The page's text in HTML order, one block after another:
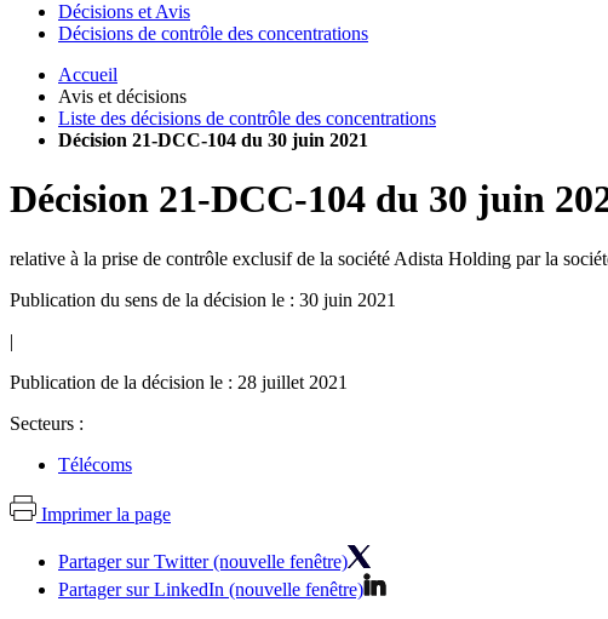
Décisions et Avis
Décisions de contrôle des concentrations
Accueil
Avis et décisions
Liste des décisions de contrôle des concentrations
Décision 21-DCC-104 du 30 juin 2021
Décision 21-DCC-104 du 30 juin
relative à la prise de contrôle exclusif de la société Adista Holding par la
Publication du sens de la décision le : 30 juin 2021
|
Publication de la décision le : 28 juillet 2021
Secteurs :
Télécoms
Imprimer la page
Partager sur Twitter (nouvelle fenêtre)
Partager sur LinkedIn (nouvelle fenêtre)